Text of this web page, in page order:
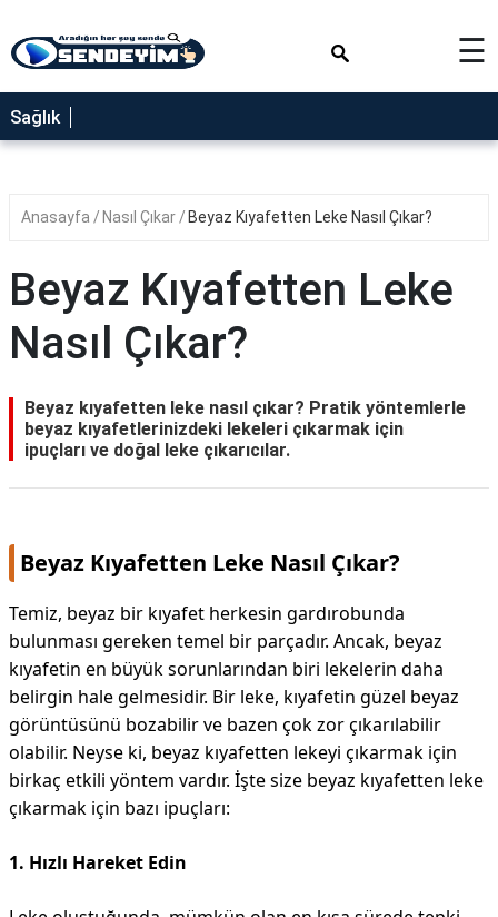
SAĞLIK
NEDİR
YEMEK
RÜYA
TABİRLERİ
GEZİLECEK
BLOG
☰
Sağlık
Anasayfa Nasıl Çıkar Beyaz Kıyafetten Leke Nasıl Çıkar?
Beyaz Kıyafetten Leke
Nasıl Çıkar?
Beyaz kıyafetten leke nasıl çıkar? Pratik yöntemlerle
beyaz kıyafetlerinizdeki lekeleri çıkarmak için
ipuçları ve doğal leke çıkarıcılar.
Beyaz Kıyafetten Leke Nasıl Çıkar?
Temiz, beyaz bir kıyafet herkesin gardırobunda
bulunması gereken temel bir parçadır. Ancak, beyaz
kıyafetin en büyük sorunlarından biri lekelerin daha
belirgin hale gelmesidir. Bir leke, kıyafetin güzel beyaz
görüntüsünü bozabilir ve bazen çok zor çıkarılabilir
olabilir. Neyse ki, beyaz kıyafetten lekeyi çıkarmak için
birkaç etkili yöntem vardır. İşte size beyaz kıyafetten leke
çıkarmak için bazı ipuçları:
1. Hızlı Hareket Edin